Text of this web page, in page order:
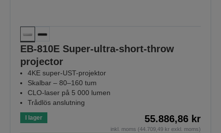
EB-810E Super-ultra-short-throw
projector
4KE super-UST-projektor
Skalbar – 80–160 tum
CLO-laser på 5 000 lumen
Trådlös anslutning
I lager 55.886,86 kr
inkl. moms (44.709,49 kr exkl. moms)